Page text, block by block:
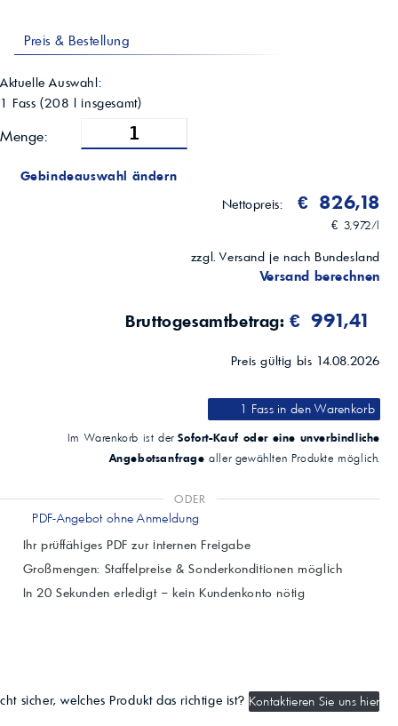
Schaum (Seq. I/II/III)
FZG-Schadenskraftstufe
>12
FZG-Graufleckigkeit (90 °C)
Bestanden (FVA-54)
Timken OK-Last
Schweißlast
Preis & Bestellung
Aktuelle Auswahl:
1 Fass (208 l insgesamt)
Menge:
Gebindeauswahl ändern
Nettopreis:
€ 826,18
€ 3,972/l
zzgl. Versand je nach Bundesland
Versand berechnen
Bruttogesamtbetrag:€ 991,41
Preis gültig bis 14.08.2026
1 Fassin den Warenkorb
Im Warenkorb ist derSofort-Kauf oder eine unverbindliche
Angebotsanfrage aller gewählten Produkte möglich.
ODER
PDF-Angebot ohne Anmeldung
Ihr prüffähiges PDF zur internen Freigabe
Großmengen: Staffelpreise & Sonderkonditionen möglich
In 20 Sekunden erledigt – kein Kundenkonto nötig
sicher, welches Produkt das richtige ist? Kontaktieren Sie uns hier